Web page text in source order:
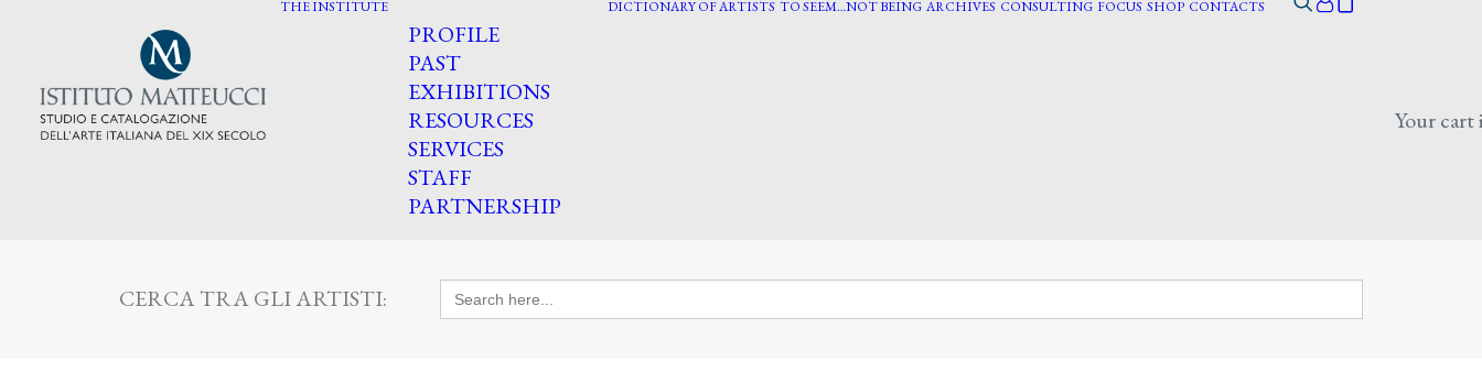
THE INSTITUTE
PROFILE
PAST
EXHIBITIONS
RESOURCES
SERVICES
STAFF
PARTNERSHIP
DICTIONARY OF ARTISTS TO SEEM…NOT BEING ARCHIVES CONSULTING FOCUS SHOP CONTACTS
Your cart
CERCA TRA GLI ARTISTI: Search
for: